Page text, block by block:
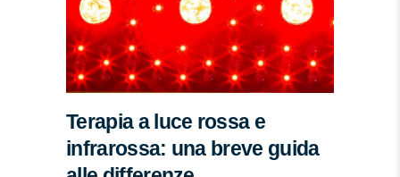
Terapia a luce rossa e
infrarossa: una breve guida